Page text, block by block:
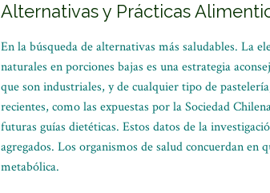
Alternativas y Prácticas
En la búsqueda de alternativas más saludables. La
naturales en porciones bajas es una estrategia
que son industriales, y de cualquier tipo de
recientes, como las expuestas por la Sociedad
futuras guías dietéticas. Estos datos de la
agregados. Los organismos de salud concuerdan en
metabólica.